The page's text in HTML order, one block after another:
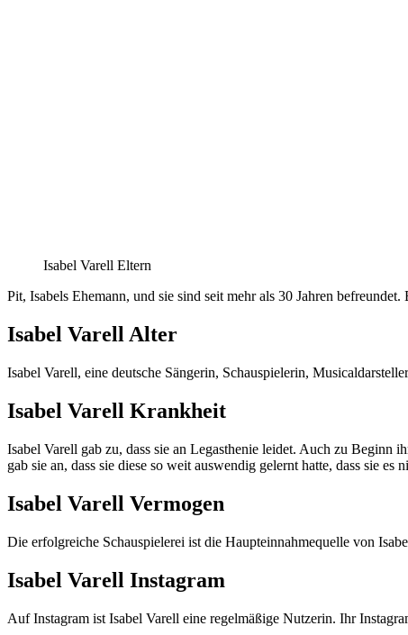
Isabel Varell Eltern
Pit, Isabels Ehemann, und sie sind seit mehr als 30 Jahren
Isabel Varell Alter
Isabel Varell, eine deutsche Sängerin, Schauspielerin,
Isabel Varell Krankheit
Isabel Varell gab zu, dass sie an Legasthenie leidet. Auch zu Beginn
gab sie an, dass sie diese so weit auswendig gelernt hatte, dass sie
Isabel Varell Vermogen
Die erfolgreiche Schauspielerei ist die Haupteinnahmequelle von
Isabel Varell Instagram
Auf Instagram ist Isabel Varell eine regelmäßige Nutzerin. Ihr